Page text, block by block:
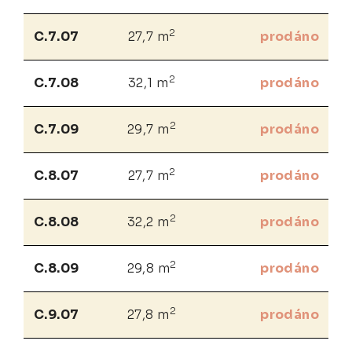
C.7.07 27,7 m2 prodáno
C.7.08 32,1 m 2 prodáno
C.7.09 29,7 m 2 prodáno
C.8.07 27,7 m2 prodáno
C.8.08 32,2 m 2 prodáno
C.8.09 29,8 m2 prodáno
C.9.07 27,8 m 2 prodáno